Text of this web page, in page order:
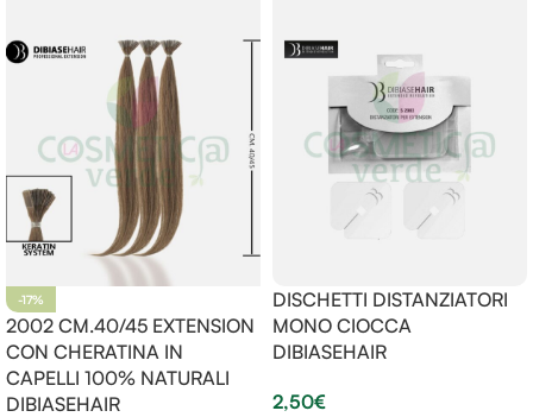
-17%
2002 CM.40/45 EXTENSION
CON CHERATINA IN
CAPELLI 100% NATURALI
DIBIASEHAIR
DISCHETTI DISTANZIATORI
MONO CIOCCA
DIBIASEHAIR
2,50€